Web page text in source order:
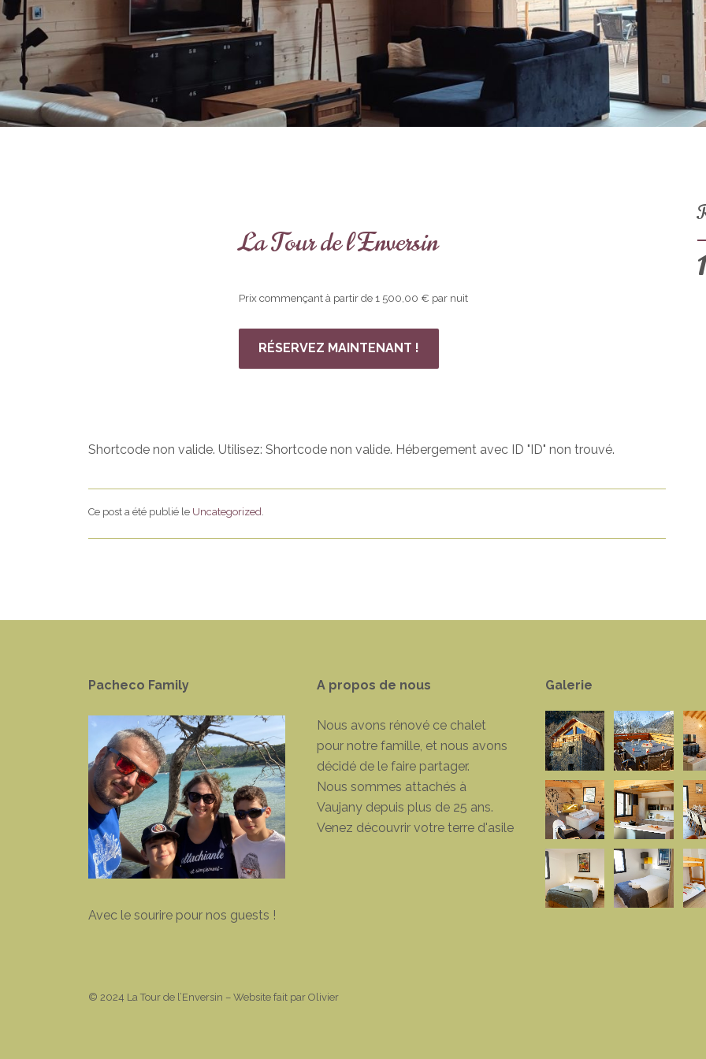
La Tour de l Enversin
Prix commençant à partir de 1 500,00 € par nuit
Shortcode non valide. Utilisez: Shortcode non valide. Hébergement avec ID "ID" non trouvé.
Ce post a été publié le Uncategorized.
Pacheco Family
Avec le sourire pour nos guests !
A propos de nous
Nous avons rénové ce chalet
pour notre famille, et nous avons
décidé de le faire partager.
Nous sommes attachés à
Vaujany depuis plus de 25 ans.
Venez découvrir votre terre d'asile
Galerie
© 2024 La Tour de l’Enversin – Website fait par Olivier